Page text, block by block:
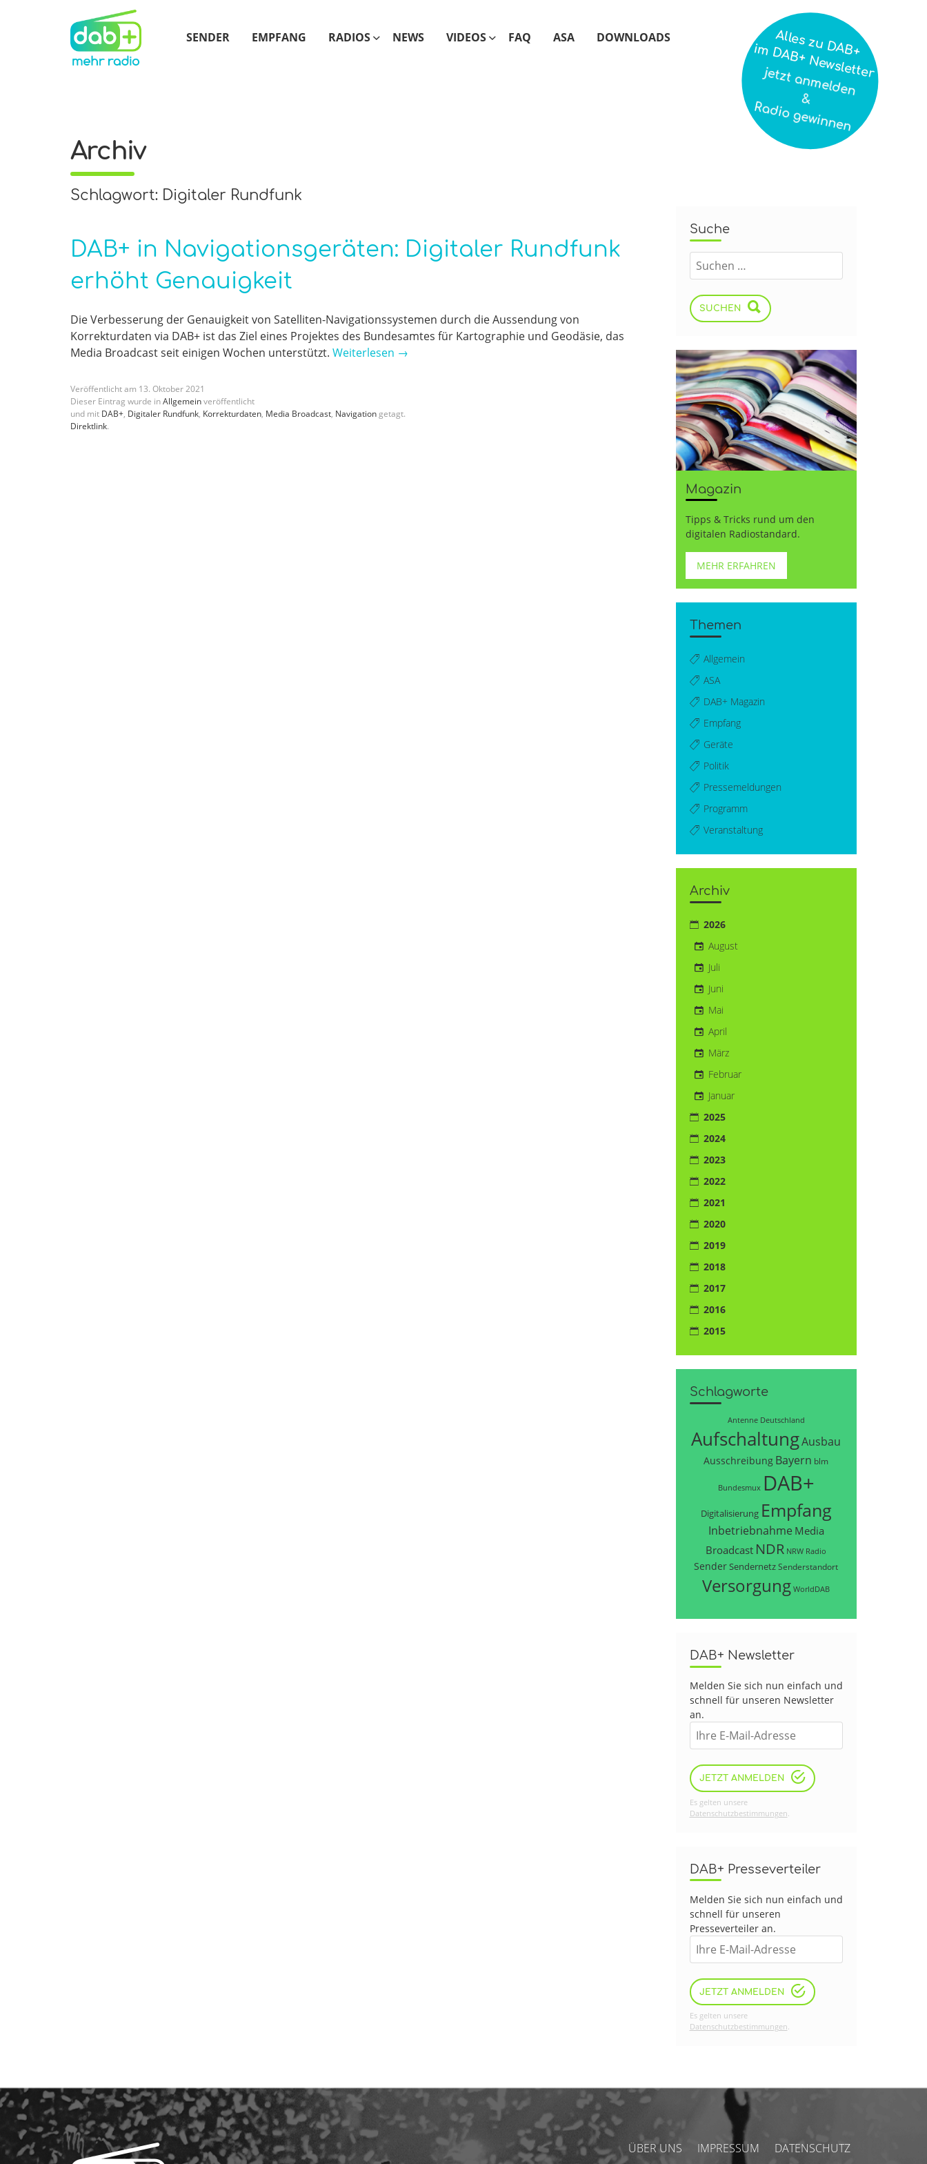
SENDER EMPFANG RADIOS NEWS VIDEOS FAQ ASA DOWNLOADS
Archiv
Schlagwort: Digitaler Rundfunk
DAB+ in Navigationsgeräten: Digitaler Rundfunk
erhöht Genauigkeit
Die Verbesserung der Genauigkeit von Satelliten-Navigationssystemen durch die Aussendung von
Korrekturdaten via DAB+ ist das Ziel eines Projektes des Bundesamtes für Kartographie und Geodäsie, das
Media Broadcast seit einigen Wochen unterstützt. Weiterlesen →
Veröffentlicht am 13. Oktober2021
Dieser Eintrag wurde inAllgemeinveröffentlicht
und mit DAB+, Digitaler Rundfunk, Korrekturdaten, Media Broadcast, Navigation getagt.
Direktlink.
Suche
SUCHEN
Magazin
Tipps & Tricks rund um den
digitalen Radiostandard.
MEHR ERFAHREN
Themen
Allgemein
ASA
DAB+ Magazin
Empfang
Geräte
Politik
Pressemeldungen
Programm
Veranstaltung
Archiv
2026
August
Juli
Juni
Mai
April
März
Februar
Januar
2025
2024
2023
2022
2021
2020
2019
2018
2017
2016
2015
Schlagworte
Antenne Deutschland
AufschaltungAusbau
Ausschreibung Bayern blm
Bundesmux DAB+
Digitalisierung Empfang
Inbetriebnahme Media
Broadcast NDR NRW Radio
SenderSendernetzSenderstandort
Versorgung WorldDAB
DAB+ Newsletter
Melden Sie sich nun einfach und
schnell für unseren Newsletter
an.
JETZT ANMELDEN
Es gelten unsere
Datenschutzbestimmungen
DAB+ Presseverteiler
Melden Sie sich nun einfach und
schnell für unseren
Presseverteiler an.
JETZT ANMELDEN
Es gelten unsere
Datenschutzbestimmungen.
ÜBER UNS IMPRESSUM DATENSCHUTZ
Alles zu DAB+
im DAB+ Newsletter
jetzt anmelden
&
Radio gewinnen